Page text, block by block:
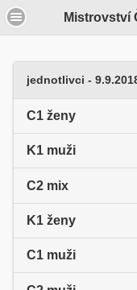
Mistrovství
jednotlivci -
C1 ženy
K1 muži
C2 mix
K1 ženy
C1 muži